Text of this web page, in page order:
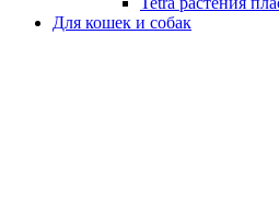
Для кошек и собак